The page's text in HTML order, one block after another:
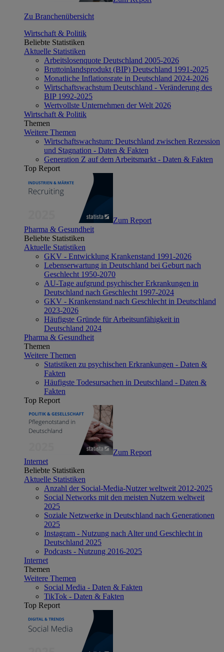
Zu Branchenübersicht
Wirtschaft & Politik
Beliebte Statistiken
Aktuelle Statistiken
Arbeitslosenquote Deutschland 2005-2026
Bruttoinlandsprodukt (BIP) Deutschland 1991-2025
Monatliche Inflationsrate in Deutschland 2024-2026
Wirtschaftswachstum Deutschland - Veränderung des
BIP 1992-2025
Wertvollste Unternehmen der Welt 2026
Wirtschaft & Politik
Themen
Weitere Themen
Wirtschaftswachstum: Deutschland zwischen Rezession
und Stagnation - Daten & Fakten
Generation Z auf dem Arbeitsmarkt - Daten & Fakten
Top Report
Zum Report
Pharma & Gesundheit
Beliebte Statistiken
Aktuelle Statistiken
GKV - Entwicklung Krankenstand 1991-2026
Lebenserwartung in Deutschland bei Geburt nach
Geschlecht 1950-2070
AU-Tage aufgrund psychischer Erkrankungen in
Deutschland nach Geschlecht 1997-2024
GKV - Krankenstand nach Geschlecht in Deutschland
2023-2026
Häufigste Gründe für Arbeitsunfähigkeit in
Deutschland 2024
Pharma & Gesundheit
Themen
Weitere Themen
Statistiken zu psychischen Erkrankungen - Daten &
Fakten
Häufigste Todesursachen in Deutschland - Daten &
Fakten
Top Report
Zum Report
Internet
Beliebte Statistiken
Aktuelle Statistiken
Anzahl der Social-Media-Nutzer weltweit 2012-2025
Social Networks mit den meisten Nutzern weltweit
2025
Soziale Netzwerke in Deutschland nach Generationen
2025
Instagram - Nutzung nach Alter und Geschlecht in
Deutschland 2025
Podcasts - Nutzung 2016-2025
Internet
Themen
Weitere Themen
Social Media - Daten & Fakten
TikTok - Daten & Fakten
Top Report